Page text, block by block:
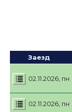
Заезд
02.11.2026, пн
02.11.2026, пн